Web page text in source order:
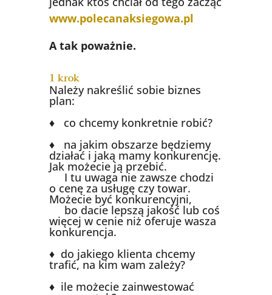
www.polecanaksiegowa.pl
A tak poważnie.
1 krok
Należy nakreślić sobie biznes
plan:
♦ co chcemy konkretnie robić?
♦ na jakim obszarze będziemy
działać i jaką mamy konkurencję.
Jak możecie ją przebić.
I tu uwaga nie zawsze chodzi
o cenę za usługę czy towar.
Możecie być konkurencyjni,
bo dacie lepszą jakość lub coś
więcej w cenie niż oferuje wasza
konkurencja.
♦ do jakiego klienta chcemy
trafić, na kim wam zależy?
♦ ile możecie zainwestować